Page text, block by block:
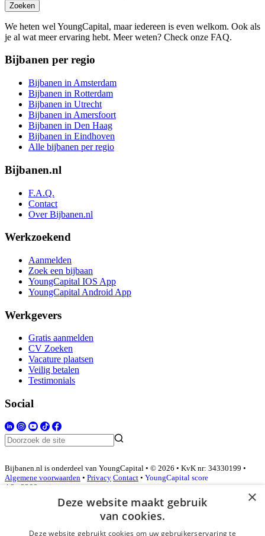
Zoeken
We heten wel YoungCapital, maar iedereen is even welkom. Ook als
je al wat meer ervaring hebt. Meer weten? Check onze FAQ.
Bijbanen per regio
Bijbanen in Amsterdam
Bijbanen in Rotterdam
Bijbanen in Utrecht
Bijbanen in Amersfoort
Bijbanen in Den Haag
Bijbanen in Eindhoven
Alle bijbanen per regio
Bijbanen.nl
F.A.Q.
Contact
Over Bijbanen.nl
Werkzoekend
Aanmelden
Zoek een bijbaan
YoungCapital IOS App
YoungCapital Android App
Werkgevers
Gratis aanmelden
CV Zoeken
Vacature plaatsen
Veilig betalen
Testimonials
Social
Bijbanen.nl is onderdeel van YoungCapital • © 2026 • KvK nr: 34330199 •
Algemene voorwaarden • Privacy Contact • YoungCapital score
4.3 - 3366 reviews
Inloggen als bedrijf
×
Deze website maakt gebruik
van cookies.
Deze website gebruikt cookies om uw gebruikerservaring te